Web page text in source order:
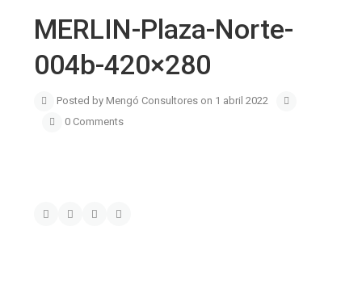
MERLIN-Plaza-Norte-
004b-420×280
Posted by Mengó Consultores on 1 abril 2022
0 Comments